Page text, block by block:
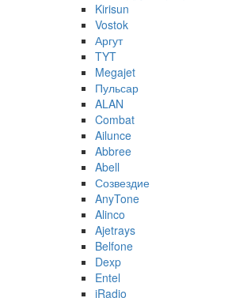
Kirisun
Vostok
Аргут
TYT
Megajet
Пульсар
ALAN
Combat
Ailunce
Abbree
Abell
Созвездие
AnyTone
Alinco
Ajetrays
Belfone
Dexp
Entel
iRadio